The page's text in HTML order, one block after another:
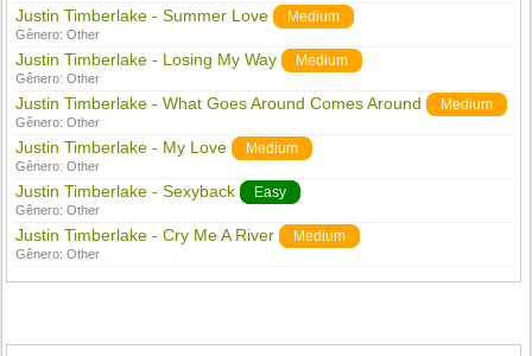
Justin Timberlake - Summer Love Medium
Gênero:Other
Justin Timberlake - Losing My Way Medium
Gênero:Other
Justin Timberlake - What Goes Around Comes Around Medium
Gênero:Other
Justin Timberlake - My Love Medium
Gênero:Other
Justin Timberlake - Sexyback Easy
Gênero:Other
Justin Timberlake - Cry Me A River Medium
Gênero:Other